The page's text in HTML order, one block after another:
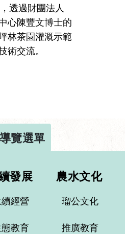
透過財團法人
心陳豐文博士的
林茶園灌溉示範
術交流。
覽選單
發展
經營
教育
農水文化
瑠公文化
推廣教育